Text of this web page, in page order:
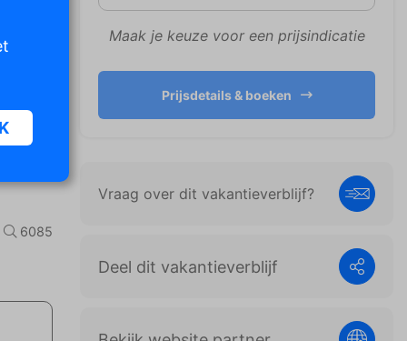
6085
Maak je keuze voor een prijsindicatie
Prijsdetails & boeken
Vraag over dit vakantieverblijf?
Deel dit vakantieverblijf
van